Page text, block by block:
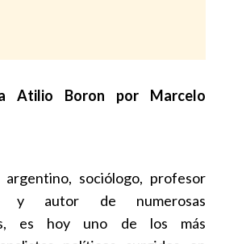
Atilio Boron por Marcelo
sociólogo, profesor
y autor de numerosas
es hoy uno de los más